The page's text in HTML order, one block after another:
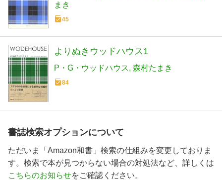
まき
45
よりぬきウッドハウス1
P・G・ウッドハウス 森村たまき
84
書誌検索オプションについて
ただいま「Amazon和書」検索の仕組みを変更しておりま
す。検索で本が見つからない場合の対処法など、詳しくは
こちらのお知らせをご確認ください。